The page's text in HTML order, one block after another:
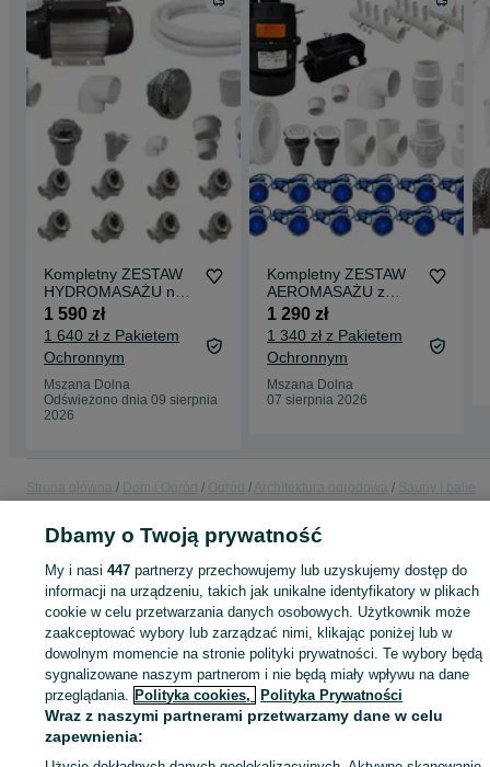
Kompletny ZESTAW
HYDROMASAŻU na
12 dysz do Balii
ogrodowej | Mocna
pompa 1500W | Stal
Nierdzewna !
Hydromasaz jacuzzi
bali Ruskiej bani Balia
Technic
1 590 zł
1 640 zł z Pakietem
Ochronnym
Mszana Dolna
Odświeżono dnia 09 sierpnia
2026
Kompletny ZESTAW
AEROMASAŻU z
Oświetleniem LED |
12 dysz LED +
Pompa 750 W |
Masaż powietrzny do
balii ogrodowej |
Aeromasaz do jacuzzi
1 290 zł
1 340 zł z Pakietem
Ochronnym
Mszana Dolna
07 sierpnia 2026
Mszana Dolna
KATEGORIA
ID:912916180 Wyświetlenia:
Kup
Dbamy o Twoją prywatność
My i nasi447 partnerzy przechowujemy lub uzyskujemy dostęp do
informacji na urządzeniu, takich jak unikalne identyfikatory w plikach
cookie w celu przetwarzania danych osobowych. Użytkownik może
zaakceptować wybory lub zarządzać nimi, klikając poniżej lub w
dowolnym momencie na stronie polityki prywatności. Te wybory będą
sygnalizowane naszym partnerom i nie będą miały wpływu na dane
przeglądania. Polityka cookies, Polityka Prywatności
Wraz z naszymi partnerami przetwarzamy dane w celu
zapewnienia: